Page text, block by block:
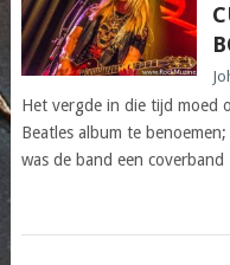
Het vergde in die tijd moed
Beatles album te
was de band een coverband